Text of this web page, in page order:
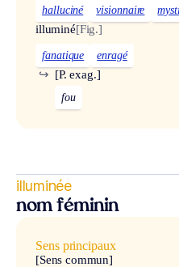
halluciné visionnaire
illuminé[Fig.]
fanatique enragé
[P. exag.]
↪
fou
illuminée
nom féminin
Sens principaux
[Sens commun]